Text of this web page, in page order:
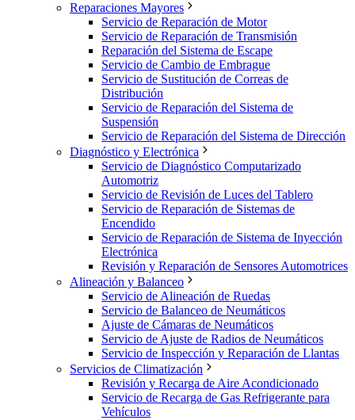
Reparaciones Mayores
Servicio de Reparación de Motor
Servicio de Reparación de Transmisión
Reparación del Sistema de Escape
Servicio de Cambio de Embrague
Servicio de Sustitución de Correas de
Distribución
Servicio de Reparación del Sistema de
Suspensión
Servicio de Reparación del Sistema de Dirección
Diagnóstico y Electrónica
Servicio de Diagnóstico Computarizado
Automotriz
Servicio de Revisión de Luces del Tablero
Servicio de Reparación de Sistemas de
Encendido
Servicio de Reparación de Sistema de Inyección
Electrónica
Revisión y Reparación de Sensores Automotrices
Alineación y Balanceo
Servicio de Alineación de Ruedas
Servicio de Balanceo de Neumáticos
Ajuste de Cámaras de Neumáticos
Servicio de Ajuste de Radios de Neumáticos
Servicio de Inspección y Reparación de Llantas
Servicios de Climatización
Revisión y Recarga de Aire Acondicionado
Servicio de Recarga de Gas Refrigerante para
Vehículos